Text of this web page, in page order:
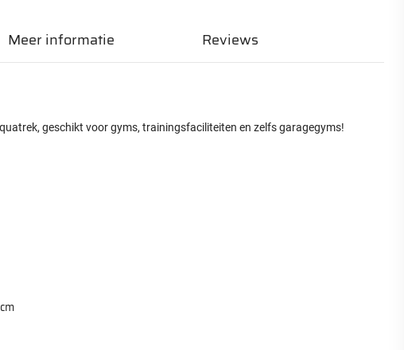
geschikt voor gyms, trainingsfaciliteiten en zelfs garagegyms!
Meer informatie Reviews